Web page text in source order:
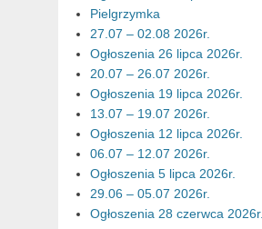
Pielgrzymka
27.07 – 02.08 2026r.
Ogłoszenia 26 lipca 2026r.
20.07 – 26.07 2026r.
Ogłoszenia 19 lipca 2026r.
13.07 – 19.07 2026r.
Ogłoszenia 12 lipca 2026r.
06.07 – 12.07 2026r.
Ogłoszenia 5 lipca 2026r.
29.06 – 05.07 2026r.
Ogłoszenia 28 czerwca 2026r.